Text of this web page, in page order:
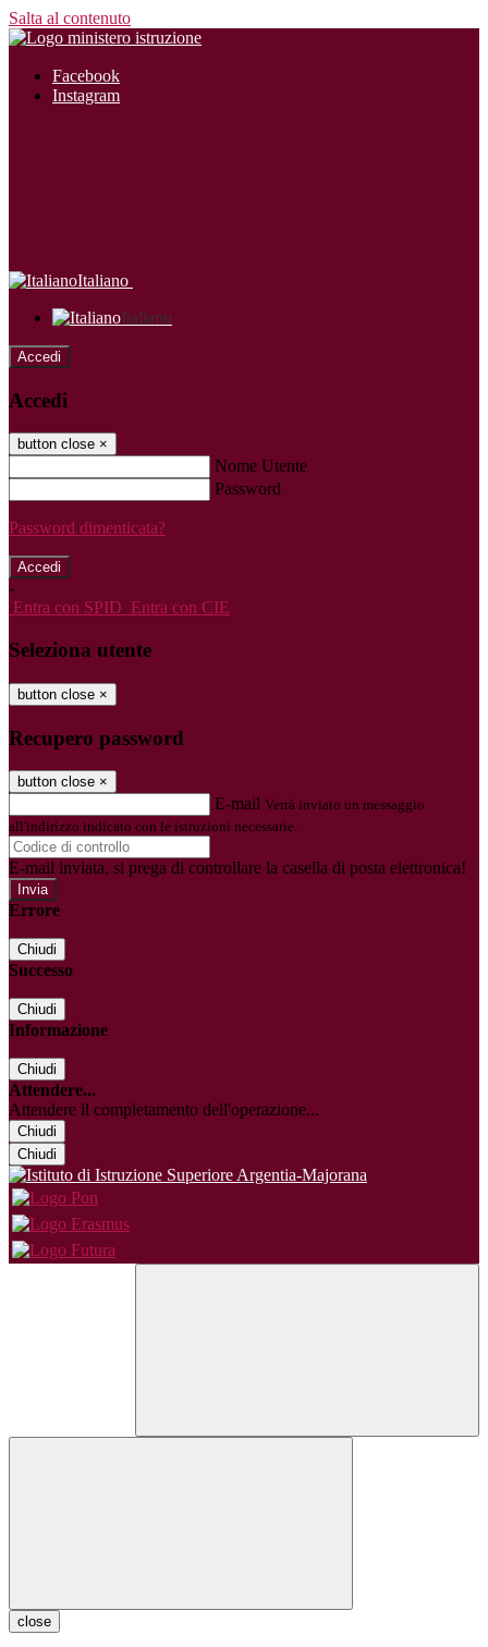
Salta al contenuto
Facebook
Instagram
Italiano
Italiano
Accedi
Accedi
button close ×
Nome Utente
Password
Password dimenticata?
-
Entra con SPID Entra con CIE
Seleziona utente
button close ×
Recupero password
button close ×
E-mail Verrà inviato un messaggio
all'indirizzo indicato con le istruzioni necessarie.
E-mail inviata, si prega di controllare la casella di posta elettronica!
Errore
Chiudi
Successo
Chiudi
Informazione
Chiudi
Attendere...
Attendere il completamento dell'operazione...
Chiudi
Chiudi
close